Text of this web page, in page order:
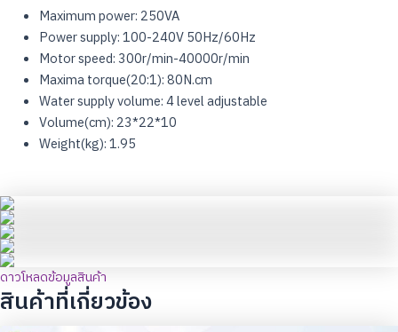
Maximum power: 250VA
Power supply: 100-240V 50Hz/60Hz
Motor speed: 300r/min-40000r/min
Maxima torque(20:1): 80N.cm
Water supply volume: 4 level adjustable
Volume(cm): 23*22*10
Weight(kg): 1.95
ดาวโหลดข้อมูลสินค้า
สินค้าที่เกี่ยวข้อง